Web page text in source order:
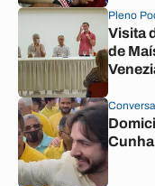
Pleno
Visita
de